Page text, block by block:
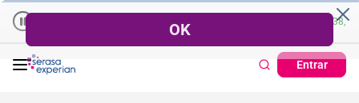
| Recuperação de Crédito Percentual
Entrar
no mês Cartão de Crédito | Cadastro Positivo